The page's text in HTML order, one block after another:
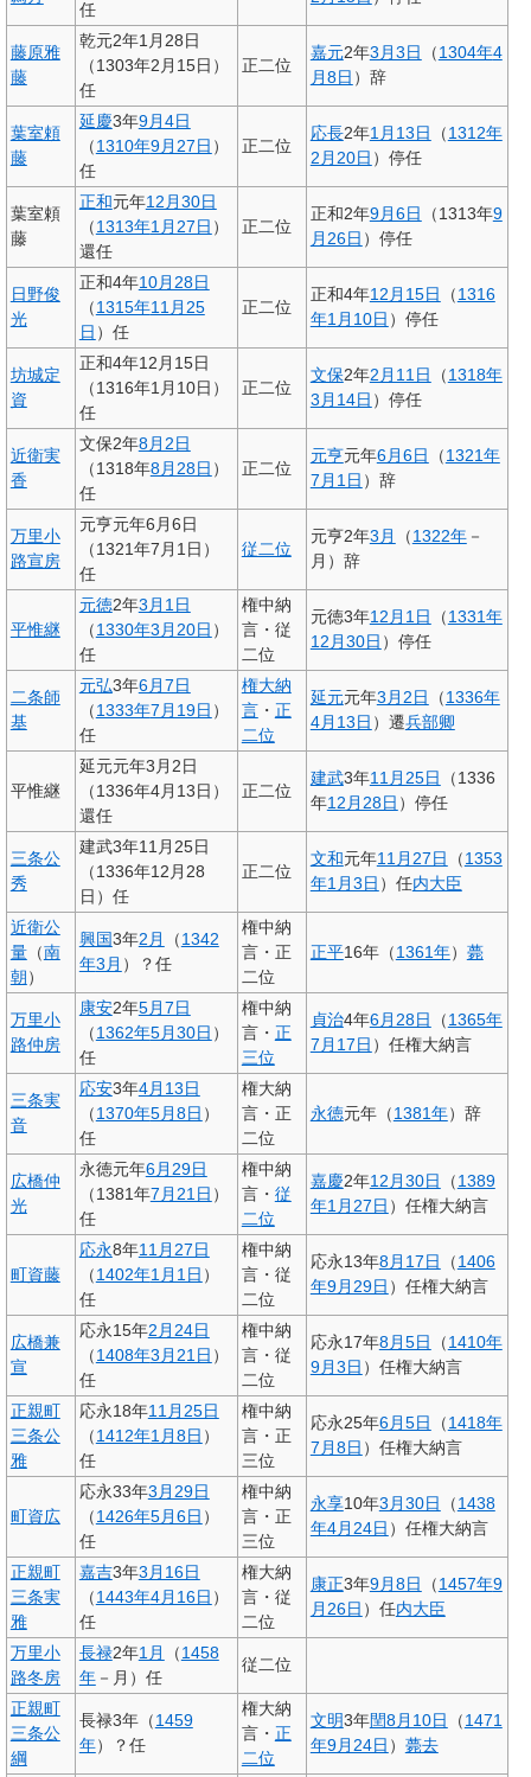
任
藤原雅
藤
乾元2年1月28日
（1303年2月15日）
任
正二位
嘉元2年3月3日 （1304年4
月8日 ）辞
葉室頼
藤
延慶3年9月4日
（1310年9月27日 ）
任
正二位
応長2年1月13日 （1312年
2月20日 ）停任
葉室頼
藤
正和元年12月30日
（1313年1月27日 ）
還任
正二位
正和2年9月6日 （1313年9
月26日 ）停任
日野俊
光
正和4年10月28日
（1315年11月25
日 ）任
正二位
正和4年12月15日 （1316
年1月10日 ）停任
坊城定
資
正和4年12月15日
（1316年1月10日）
任
正二位
文保2年2月11日 （1318年
3月14日 ）停任
近衛実
香
文保2年8月2日
（1318年8月28日 ）
任
正二位
元亨元年6月6日 （1321年
7月1日 ）辞
万里小
路宣房
元亨元年6月6日
（1321年7月1日）
任
従二位
元亨2年3月 （1322年－
月）辞
平惟継
元徳2年3月1日
（1330年3月20日 ）
任
権中納
言・従
二位
元徳3年12月1日 （1331年
12月30日 ）停任
二条師
基
元弘3年6月7日
（1333年7月19日 ）
任
権大納
言・ 正
二位
延元元年3月2日 （1336年
4月13日 ）遷兵部卿
平惟継
延元元年3月2日
（1336年4月13日）
還任
正二位
建武3年11月25日
（1336
年12月28日 ）停任
三条公
秀
建武3年11月25日
（1336年12月28
日）任
正二位
文和元年11月27日 （1353
年1月3日 ）任内大臣
近衛公
量（南
朝）
興国3年2月 （1342
年3月 ）？任
権中納
言・正
二位
正平16年（1361年） 薨
万里小
路仲房
康安2年5月7日
（1362年5月30日 ）
任
権中納
言・ 正
三位
貞治4年6月28日 （1365年
7月17日 ）任権大納言
三条実
音
応安3年4月13日
（1370年5月8日 ）
任
権大納
言・正
二位
永徳元年（1381年）辞
広橋仲
光
永徳元年6月29日
（1381年7月21日 ）
任
権中納
言・ 従
二位
嘉慶2年12月30日 （1389
年1月27日 ）任権大納言
町資藤
応永8年11月27日
（1402年1月1日 ）
任
権中納
言・従
二位
応永13年8月17日 （1406
年9月29日 ）任権大納言
広橋兼
宣
応永15年2月24日
（1408年3月21日 ）
任
権中納
言・従
二位
応永17年8月5日 （1410年
9月3日 ）任権大納言
正親町
三条公
雅
応永18年11月25日
（1412年1月8日 ）
任
権中納
言・正
三位
応永25年6月5日 （1418年
7月8日 ）任権大納言
町資広
応永33年3月29日
（1426年5月6日 ）
任
権中納
言・正
三位
永享10年3月30日 （1438
年4月24日 ）任権大納言
正親町
三条実
雅
嘉吉3年3月16日
（1443年4月16日 ）
任
権大納
言・従
二位
康正3年9月8日 （1457年9
月26日 ）任内大臣
万里小
路冬房
長禄2年1月 （1458
年－月）任
従二位
正親町
三条公
綱
長禄3年（1459
年）？任
権大納
言・ 正
二位
文明3年閏8月10日 （1471
年9月24日 ） 薨去